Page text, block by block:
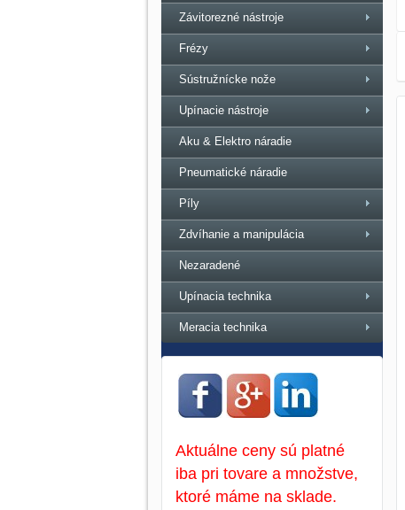
Závitorezné nástroje
Frézy
Sústružnícke nože
Upínacie nástroje
Aku & Elektro náradie
Pneumatické náradie
Píly
Zdvíhanie a manipulácia
Nezaradené
Upínacia technika
Meracia technika
Aktuálne ceny sú platné
iba pri tovare a množstve,
ktoré máme na sklade.